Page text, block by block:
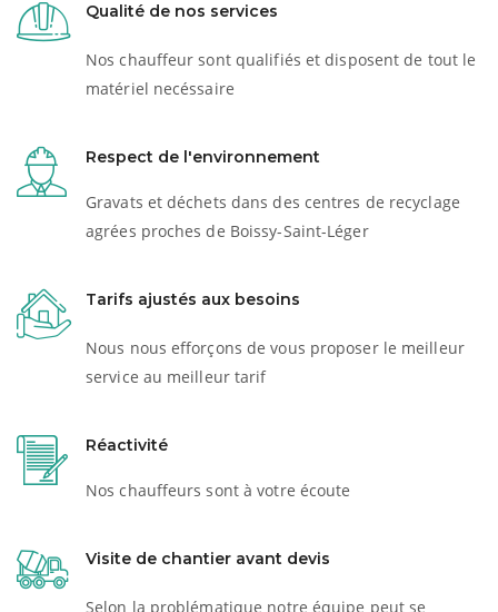
Qualité de nos services
Nos chauffeur sont qualifiés et disposent de tout le
matériel necéssaire
Respect de l'environnement
Gravats et déchets dans des centres de recyclage
agrées proches de Boissy-Saint-Léger
Tarifs ajustés aux besoins
Nous nous efforçons de vous proposer le meilleur
service au meilleur tarif
Réactivité
Nos chauffeurs sont à votre écoute
Visite de chantier avant devis
Selon la problématique notre équipe peut se